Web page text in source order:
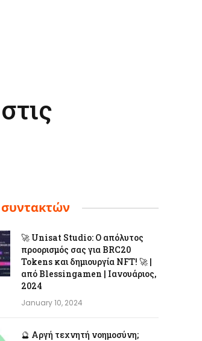
συντακτών
🚀 Unisat Studio: Ο απόλυτος
προορισμός σας για BRC20
Tokens και δημιουργία NFT! 🚀 |
από Blessingamen | Ιανουάριος,
2024
January 10, 2024
🔮 Αργή τεχνητή νοημοσύνη;